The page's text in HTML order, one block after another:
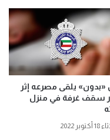
يلقى مصرعه إثر
سقف غرفة في منزل
2022